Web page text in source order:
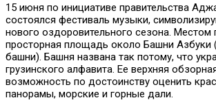
15 июня по инициативе правительства
состоялся фестиваль музыки,
нового оздоровительного сезона. Местом
просторная площадь около Башни Азбуки
башни). Башня названа так потому, что
грузинского алфавита. Ее верхняя
возможность по достоинству оценить
панорамы, морские и горные дали.